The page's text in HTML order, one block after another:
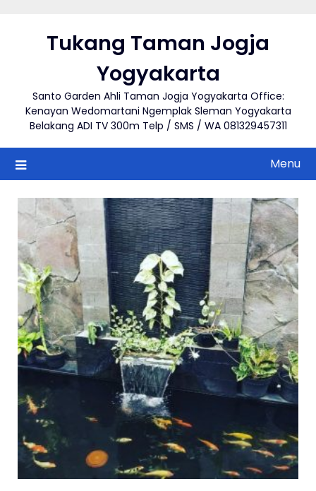
Tukang Taman Jogja
Yogyakarta
Santo Garden Ahli Taman Jogja Yogyakarta Office:
Kenayan Wedomartani Ngemplak Sleman Yogyakarta
Belakang ADI TV 300m Telp / SMS / WA 081329457311
Menu